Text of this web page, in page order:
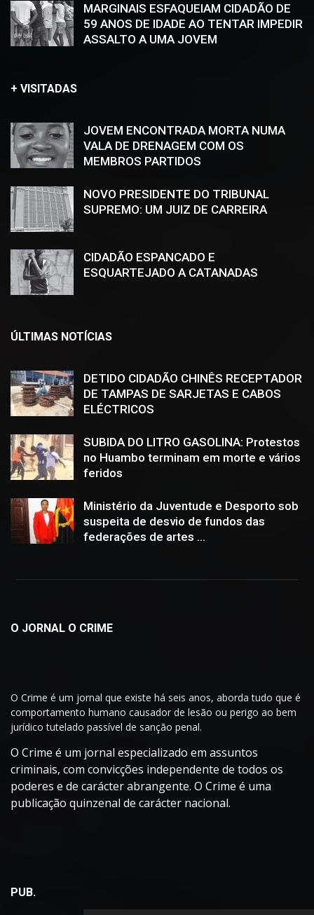
MARGINAIS ESFAQUEIAM CIDADÃO DE
59 ANOS DE IDADE AO TENTAR IMPEDIR
ASSALTO A UMA JOVEM
+ VISITADAS
JOVEM ENCONTRADA MORTA NUMA
VALA DE DRENAGEM COM OS
MEMBROS PARTIDOS
NOVO PRESIDENTE DO TRIBUNAL
SUPREMO: UM JUIZ DE CARREIRA
CIDADÃO ESPANCADO E
ESQUARTEJADO A CATANADAS
ÚLTIMAS NOTÍCIAS
DETIDO CIDADÃO CHINÊS RECEPTADOR
DE TAMPAS DE SARJETAS E CABOS
ELÉCTRICOS
SUBIDA DO LITRO GASOLINA: Protestos
no Huambo terminam em morte e vários
feridos
Ministério da Juventude e Desporto sob
suspeita de desvio de fundos das
federações de artes ...
O JORNAL O CRIME
O Crime é um jornal que existe há seis anos, aborda tudo que é
comportamento humano causador de lesão ou perigo ao bem
jurídico tutelado passível de sanção penal.
O Crime é um jornal especializado em assuntos
criminais, com convicções independente de todos os
poderes e de carácter abrangente. O Crime é uma
publicação quinzenal de carácter nacional.
PUB.